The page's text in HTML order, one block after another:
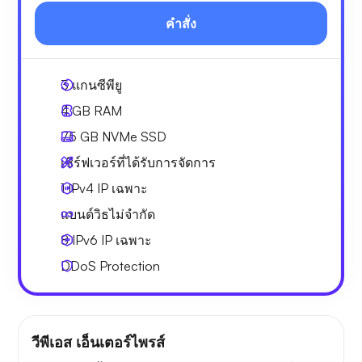
คำสั่ง
3แกนซีพียู
4 GB RAM
75 GB NVMe SSD
เซิร์ฟเวอร์ที่ได้รับการจัดการ
1 IPv4 IP เฉพาะ
แบนด์วิธไม่จำกัด
8 IPv6 IP เฉพาะ
DDoS Protection
วีพีเอส เอ็นเตอร์ไพรส์